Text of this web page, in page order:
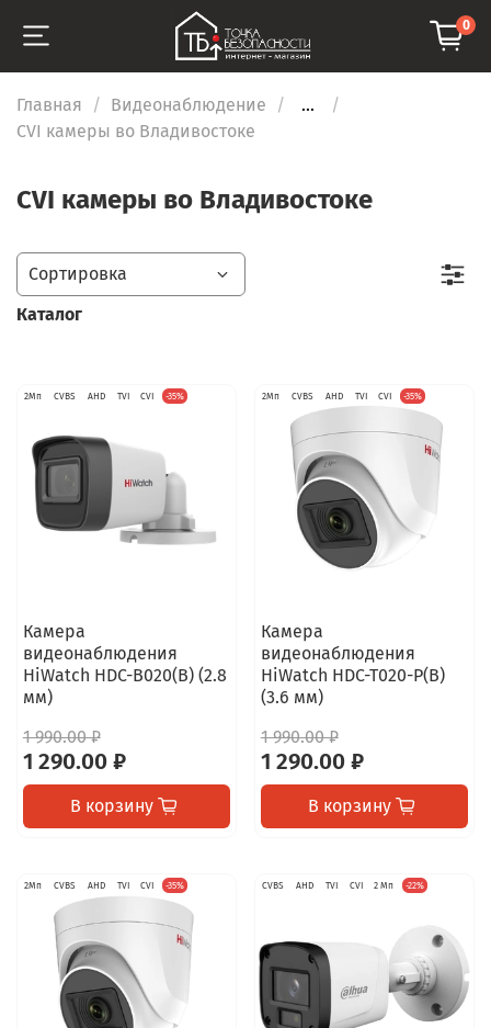
0
Главная Видеонаблюдение
...
CVI камеры во Владивостоке
CVI камеры во Владивостоке
2Мп CVBS AHD TVI CVI -35%
Камера
видеонаблюдения
HiWatch HDC-B020(B) (2.8
мм)
1 990.00 ₽
1 290.00 ₽
В корзину
2Мп CVBS AHD TVI CVI -35%
Камера
видеонаблюдения
HiWatch HDC-T020-P(B)
(3.6 мм)
1 990.00 ₽
1 290.00 ₽
В корзину
2Мп CVBS AHD TVI CVI -35% CVBS AHD TVI CVI 2 Мп -22%
Каталог